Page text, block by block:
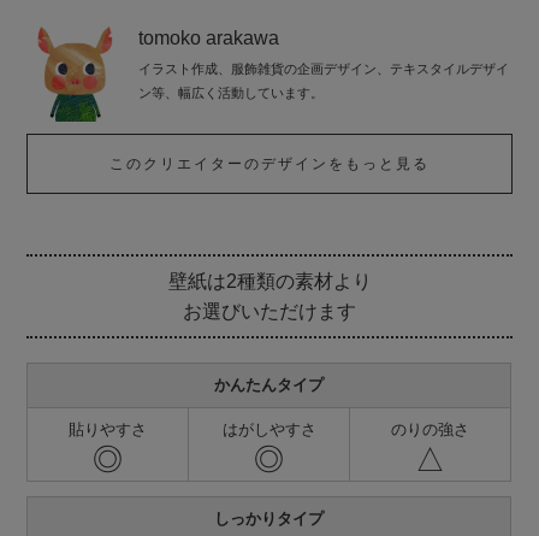
tomoko arakawa
イラスト作成、服飾雑貨の企画デザイン、テキスタイルデザイ
ン等、幅広く活動しています。
このクリエイターのデザインをもっと見る
壁紙は2種類の素材より
お選びいただけます
かんたんタイプ
貼りやすさ
◎
はがしやすさ
◎
のりの強さ
△
しっかりタイプ